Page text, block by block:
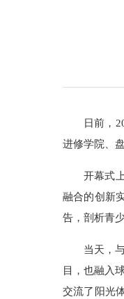
日前，
进修学院、
开幕式
融合的创新
告，剖析青
当天，
目，也融入
交流了阳光